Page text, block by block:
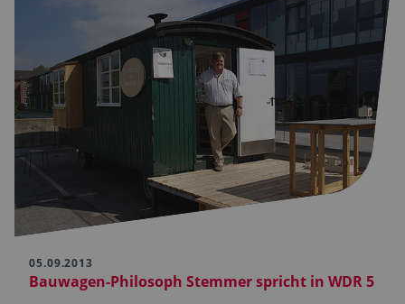
05.09.2013
Bauwagen-Philosoph Stemmer spricht in WDR 5